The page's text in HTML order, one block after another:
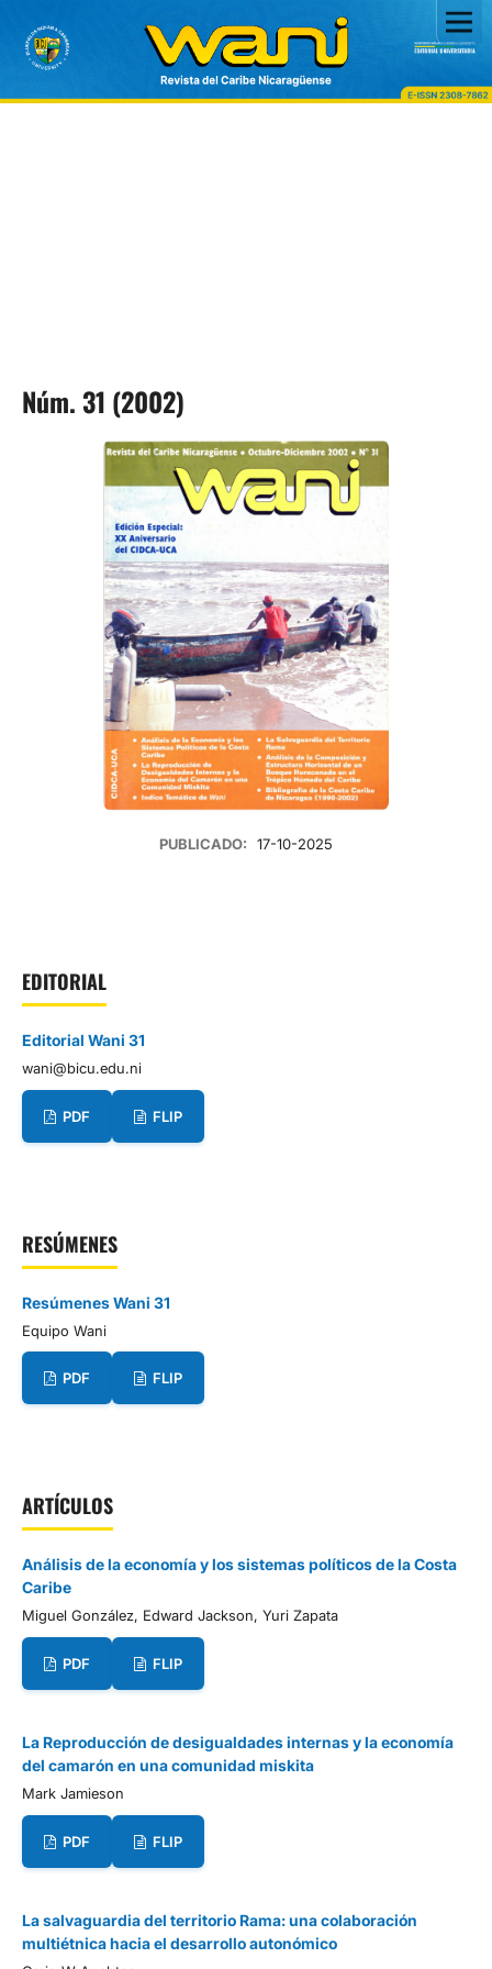
Núm. 31 (2002)
PUBLICADO: 17-10-2025
EDITORIAL
Editorial Wani 31
wani@bicu.edu.ni
PDF FLIP
RESÚMENES
Resúmenes Wani 31
Equipo Wani
PDF FLIP
ARTÍCULOS
Análisis de la economía y los sistemas políticos de la Costa
Caribe
Miguel González, Edward Jackson, Yuri Zapata
PDF FLIP
La Reproducción de desigualdades internas y la economía
del camarón en una comunidad miskita
Mark Jamieson
PDF FLIP
La salvaguardia del territorio Rama: una colaboración
multiétnica hacia el desarrollo autonómico